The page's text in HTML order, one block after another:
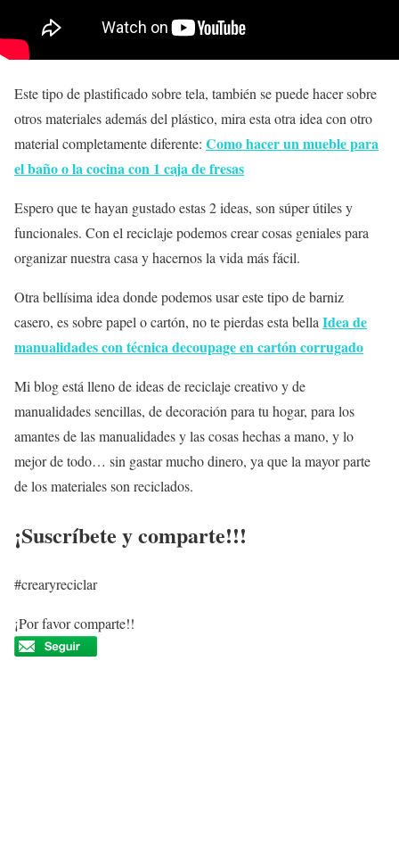
Este tipo de plastificado sobre tela, también se puede hacer sobre
otros materiales además del plástico, mira esta otra idea con otro
material completamente diferente: Como hacer un mueble para
el baño o la cocina con 1 caja de fresas
Espero que te hayan gustado estas 2 ideas, son súper útiles y
funcionales. Con el reciclaje podemos crear cosas geniales para
organizar nuestra casa y hacernos la vida más fácil.
Otra bellísima idea donde podemos usar este tipo de barniz
casero, es sobre papel o cartón, no te pierdas esta bella Idea de
manualidades con técnica decoupage en cartón corrugado
Mi blog está lleno de ideas de reciclaje creativo y de
manualidades sencillas, de decoración para tu hogar, para los
amantes de las manualidades y las cosas hechas a mano, y lo
mejor de todo… sin gastar mucho dinero, ya que la mayor parte
de los materiales son reciclados.
¡Suscríbete y comparte!!!
#crearyreciclar
¡Por favor comparte!!